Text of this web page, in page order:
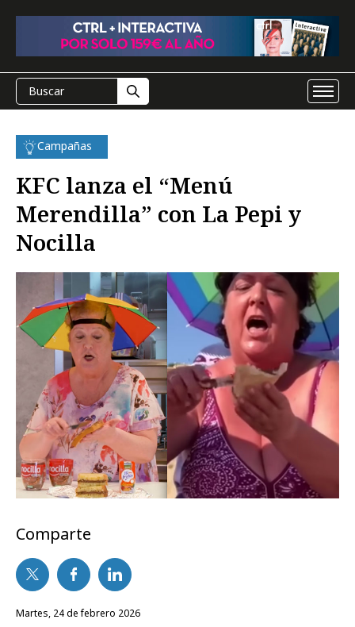
Campañas
KFC lanza el “Menú
Merendilla” con La Pepi y
Nocilla
Comparte
martes, 24 de febrero 2026